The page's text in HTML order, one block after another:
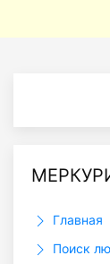
Главная
Поиск